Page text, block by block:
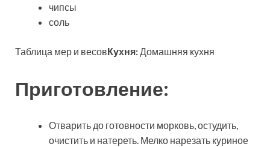
чипсы
соль
Таблица мер и весовКухня: Домашняя кухня
Приготовление:
Отварить до готовности морковь, остудить,
очистить и натереть. Мелко нарезать куриное